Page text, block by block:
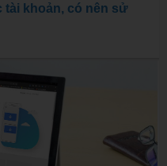
tài khoản, có nên sử